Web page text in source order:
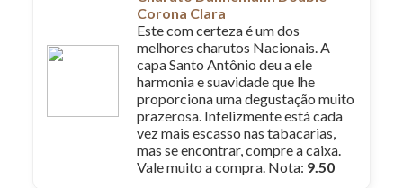
Corona Clara
Este com certeza é um dos
melhores charutos Nacionais. A
capa Santo Antônio deu a ele
harmonia e suavidade que lhe
proporciona uma degustação muito
prazerosa. Infelizmente está cada
vez mais escasso nas tabacarias,
mas se encontrar, compre a caixa.
Vale muito a compra. Nota: 9.50